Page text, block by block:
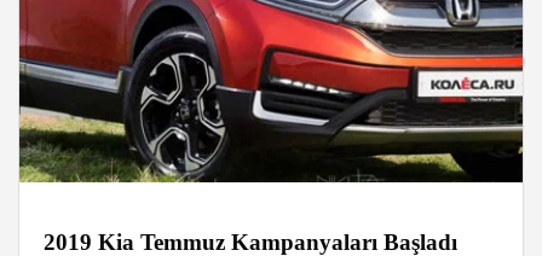
2019 Kia Temmuz Kampanyaları Başladı